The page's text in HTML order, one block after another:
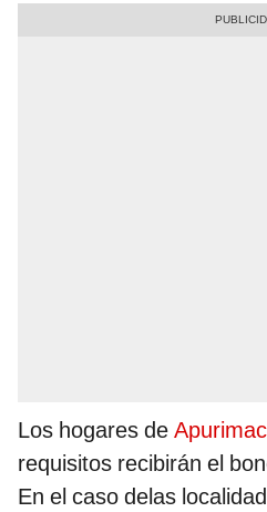
Los hogares de Apurimac
requisitos recibirán el
En el caso delas